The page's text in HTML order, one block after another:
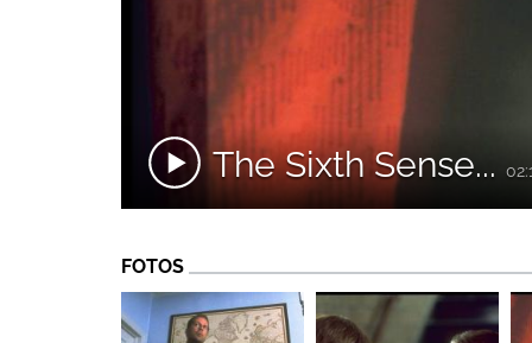
The Sixth Sense...
FOTOS